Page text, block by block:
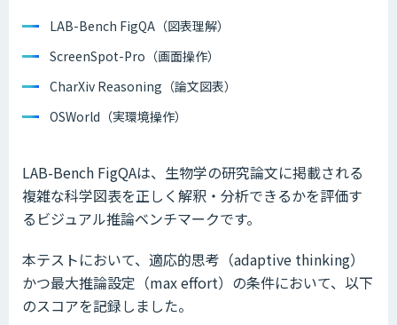
LAB-Bench FigQA（図表理解）
ScreenSpot-Pro（画面操作）
CharXiv Reasoning（論文図表）
OSWorld（実環境操作）
LAB-Bench FigQAは、生物学の研究論文に掲載される
複雑な科学図表を正しく解釈・分析できるかを評価す
るビジュアル推論ベンチマークです。
本テストにおいて、適応的思考（adaptive thinking）
かつ最大推論設定（max effort）の条件において、以下
のスコアを記録しました。